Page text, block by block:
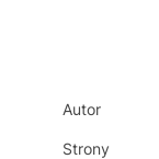
Autor
Strony